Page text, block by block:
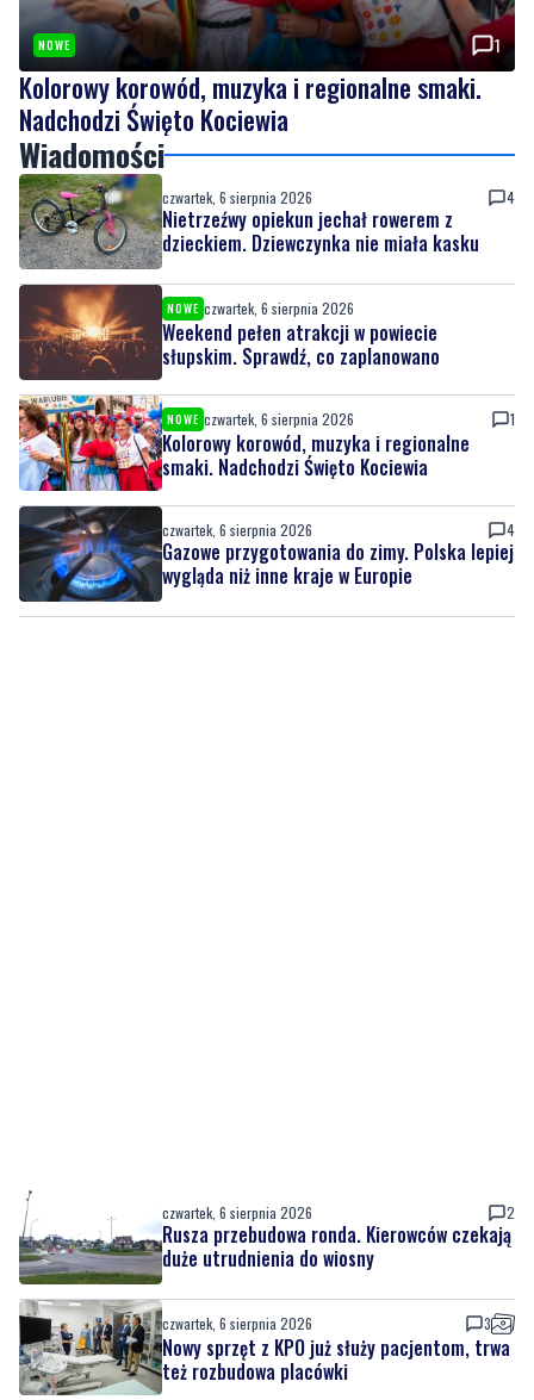
NOWE 1
Kolorowy korowód, muzyka i regionalne smaki.
Nadchodzi Święto Kociewia
Wiadomości
czwartek, 6 sierpnia 2026 4
Nietrzeźwy opiekun jechał rowerem z
dzieckiem. Dziewczynka nie miała kasku
NOWE czwartek, 6 sierpnia 2026
Weekend pełen atrakcji w powiecie
słupskim. Sprawdź, co zaplanowano
NOWE czwartek, 6 sierpnia 2026 1
Kolorowy korowód, muzyka i regionalne
smaki. Nadchodzi Święto Kociewia
czwartek, 6 sierpnia 2026 4
Gazowe przygotowania do zimy. Polska lepiej
wygląda niż inne kraje w Europie
czwartek, 6 sierpnia 2026 2
Rusza przebudowa ronda. Kierowców czekają
duże utrudnienia do wiosny
czwartek, 6 sierpnia 2026 3
Nowy sprzęt z KPO już służy pacjentom, trwa
też rozbudowa placówki